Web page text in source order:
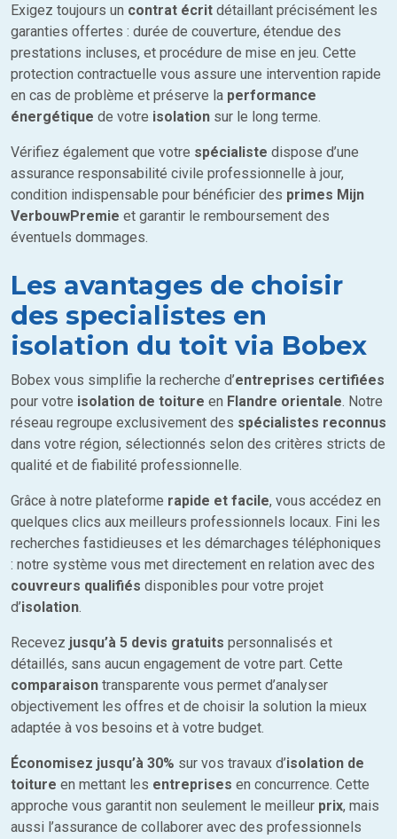
Exigez toujours un contrat écrit détaillant précisément les
garanties offertes : durée de couverture, étendue des
prestations incluses, et procédure de mise en jeu. Cette
protection contractuelle vous assure une intervention rapide
en cas de problème et préserve la performance
énergétique de votre isolation sur le long terme.
Vérifiez également que votre spécialiste dispose d’une
assurance responsabilité civile professionnelle à jour,
condition indispensable pour bénéficier des primes Mijn
VerbouwPremie et garantir le remboursement des
éventuels dommages.
Les avantages de choisir
des specialistes en
isolation du toit via Bobex
Bobex vous simplifie la recherche d’entreprises certifiées
pour votre isolation de toiture en Flandre orientale. Notre
réseau regroupe exclusivement des spécialistes reconnus
dans votre région, sélectionnés selon des critères stricts de
qualité et de fiabilité professionnelle.
Grâce à notre plateforme rapide et facile, vous accédez en
quelques clics aux meilleurs professionnels locaux. Fini les
recherches fastidieuses et les démarchages téléphoniques
: notre système vous met directement en relation avec des
couvreurs qualifiés disponibles pour votre projet
d’isolation.
Recevez jusqu’à 5 devis gratuits personnalisés et
détaillés, sans aucun engagement de votre part. Cette
comparaison transparente vous permet d’analyser
objectivement les offres et de choisir la solution la mieux
adaptée à vos besoins et à votre budget.
Économisez jusqu’à 30% sur vos travaux d’isolation de
toiture en mettant les entreprises en concurrence. Cette
approche vous garantit non seulement le meilleur prix, mais
aussi l’assurance de collaborer avec des professionnels